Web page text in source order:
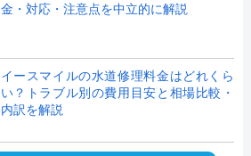
金・対応・注意点を中立的に解説
イースマイルの水道修理料金はどれくら
い？トラブル別の費用目安と相場比較・
内訳を解説